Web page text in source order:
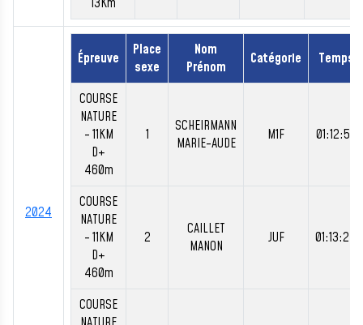
2024
Épreuve
Place
sexe
Nom
Prénom
Catégorie Temps
COURSE
NATURE
- 11KM
D+
460m
1
SCHEIRMANN
MARIE-AUDE
M1F 01:12:50
COURSE
NATURE
- 11KM
D+
460m
2
CAILLET
MANON
JUF 01:13:24
COURSE